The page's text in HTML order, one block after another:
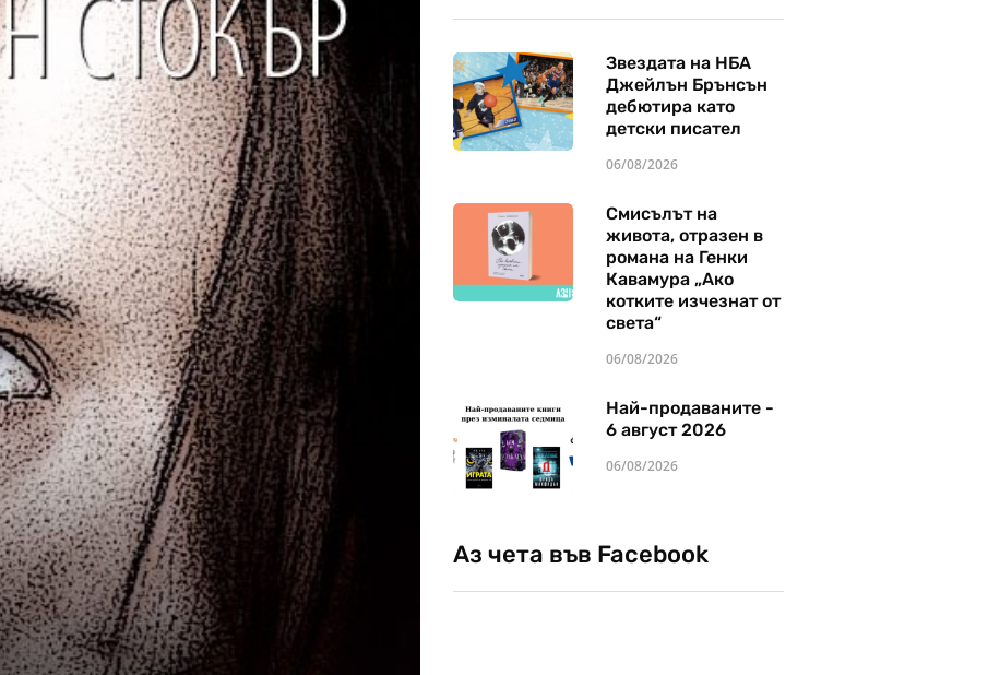
Звездата на НБА
Джейлън Брънсън
дебютира като
детски писател
06/08/2026
Смисълът на
живота, отразен в
романа на Генки
Кавамура „Ако
котките изчезнат от
света“
06/08/2026
Най-продаваните -
6 август 2026
06/08/2026
Аз чета във Facebook